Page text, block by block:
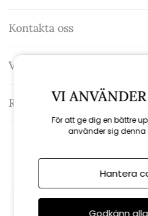
Kontakta oss
Varumärke: Sommarboden
Recensioner
VI
För att ge dig en bättre
använder sig denna
Hantera
Godkänn